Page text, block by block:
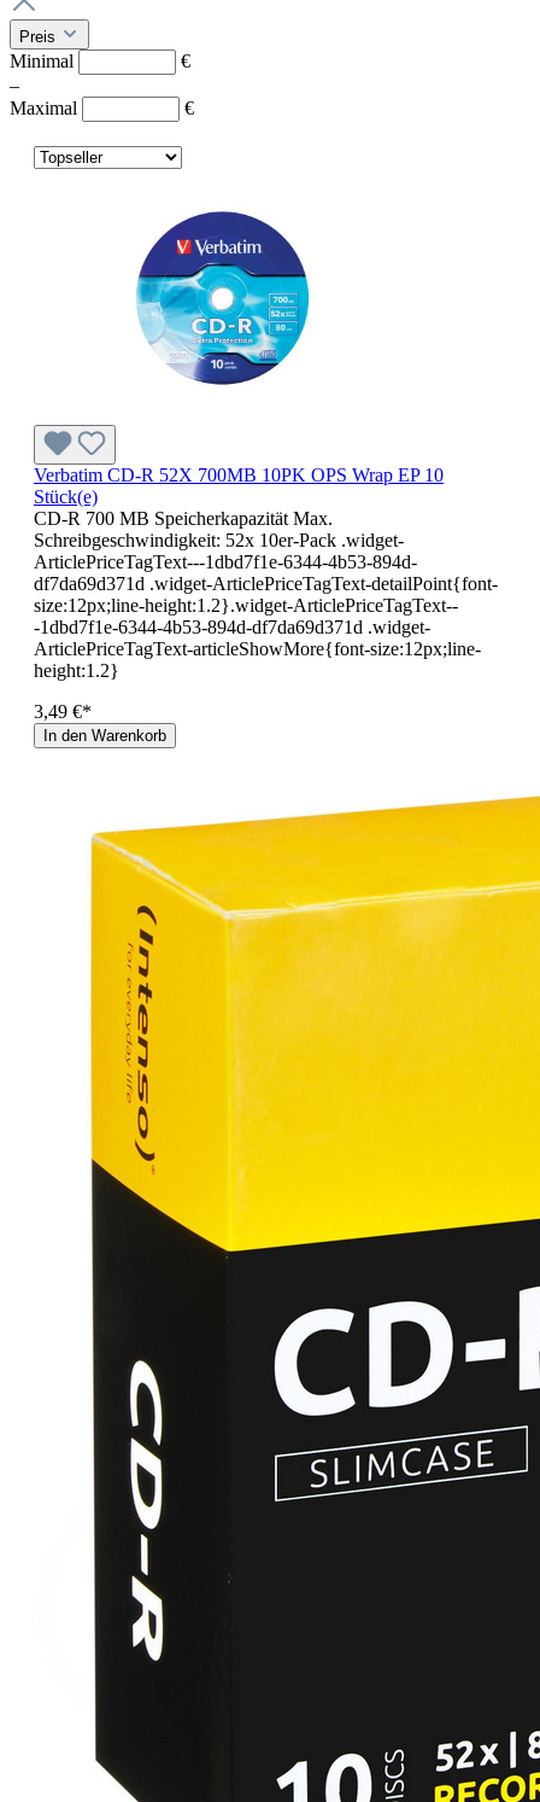
Preis
Minimal
€
–
Maximal
€
Verbatim CD-R 52X 700MB 10PK OPS Wrap EP 10
Stück(e)
CD-R 700 MB Speicherkapazität Max.
Schreibgeschwindigkeit: 52x 10er-Pack .widget-
ArticlePriceTagText---1dbd7f1e-6344-4b53-894d-
df7da69d371d .widget-ArticlePriceTagText-detailPoint{font-
size:12px;line-height:1.2}.widget-ArticlePriceTagText--
-1dbd7f1e-6344-4b53-894d-df7da69d371d .widget-
ArticlePriceTagText-articleShowMore{font-size:12px;line-
height:1.2}
3,49 €*
In den Warenkorb